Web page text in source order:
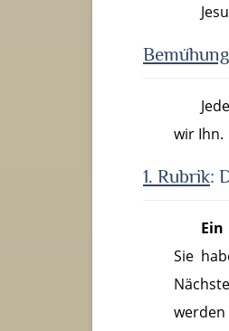
Bemühu
wir Ihn.
1. Rubrik:
Ein
Sie
werden